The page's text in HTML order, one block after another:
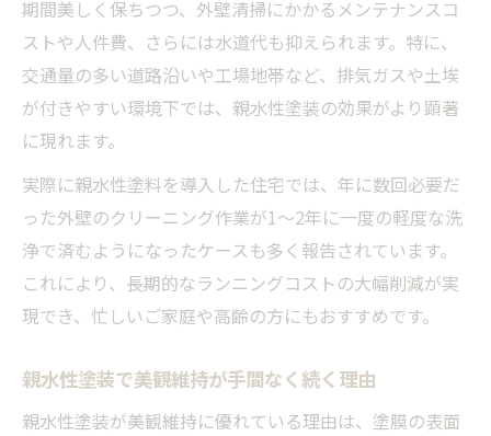
期間美しく保ちつつ、外壁清掃にかかるメンテナンスコ
ストや人件費、さらには水道代も抑えられます。特に、
交通量の多い道路沿いや工場地帯など、排気ガスや土埃
が付きやすい環境下では、親水性塗装の効果がより顕著
に現れます。
実際に親水性塗料を導入した住宅では、年に数回必要だ
った外壁のクリーニング作業が1〜2年に一度の軽度な洗
浄で済むようになったケースも多く報告されています。
これにより、長期的なランニングコストの大幅削減が実
現でき、忙しいご家庭や高齢の方にもおすすめです。
親水性塗装で美観維持が手間なく続く理由
親水性塗装が美観維持に優れている理由は、塗膜の表面